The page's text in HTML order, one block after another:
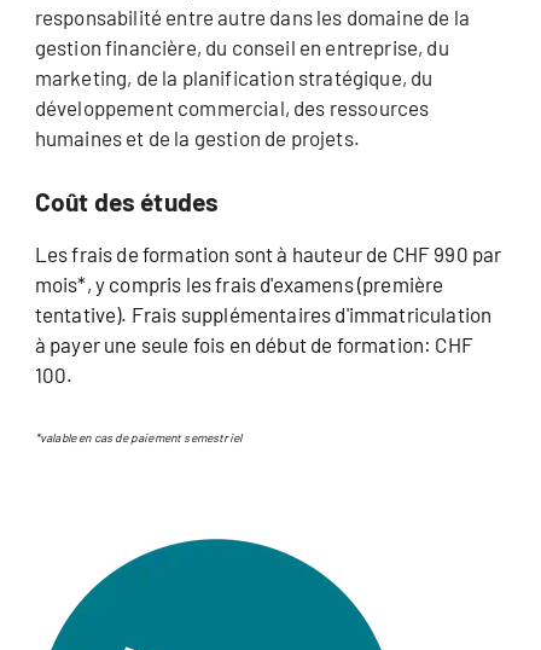
responsabilité entre autre dans les domaine de la
gestion financière, du conseil en entreprise, du
marketing, de la planification stratégique, du
développement commercial, des ressources
humaines et de la gestion de projets.
Coût des études
Les frais de formation sont à hauteur de CHF 990 par
mois*, y compris les frais d'examens (première
tentative). Frais supplémentaires d'immatriculation
à payer une seule fois en début de formation: CHF
100.
*valable en cas de paiement semestriel